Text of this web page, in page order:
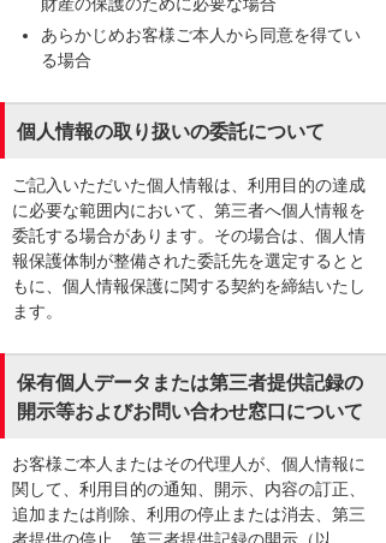
あらかじめお客様ご本人から同意を得てい
る場合
個人情報の取り扱いの委託について
ご記入いただいた個人情報は、利用目的の達成
に必要な範囲内において、第三者へ個人情報を
委託する場合があります。その場合は、個人情
報保護体制が整備された委託先を選定するとと
もに、個人情報保護に関する契約を締結いたし
ます。
保有個人データまたは第三者提供記録の
開示等およびお問い合わせ窓口について
お客様ご本人またはその代理人が、個人情報に
関して、利用目的の通知、開示、内容の訂正、
追加または削除、利用の停止または消去、第三